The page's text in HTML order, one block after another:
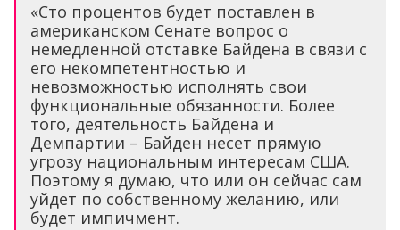
«Сто процентов будет поставлен в
американском Сенате вопрос о
немедленной отставке Байдена в связи с
его некомпетентностью и
невозможностью исполнять свои
функциональные обязанности. Более
того, деятельность Байдена и
Демпартии – Байден несет прямую
угрозу национальным интересам США.
Поэтому я думаю, что или он сейчас сам
уйдет по собственному желанию, или
будет импичмент.